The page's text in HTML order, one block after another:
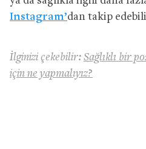
Instagram’dan takip
İlginizi çekebilir: Sağlıklı bir
için ne yapmalıyız?